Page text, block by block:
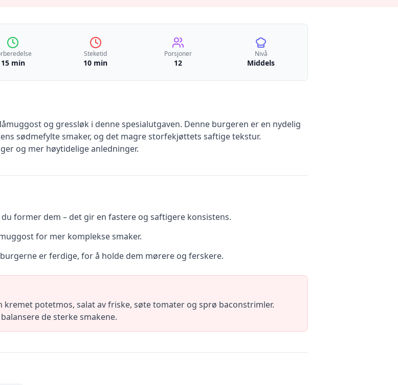
15 min
Steketid
10 min
Porsjoner
12
Nivå
Middels
og gressløk i denne spesialutgaven. Denne burgeren er en nydelig
sødmefylte smaker, og det magre storfekjøttets saftige tekstur.
og mer høytidelige anledninger.
former dem – det gir en fastere og saftigere konsistens.
for mer komplekse smaker.
er ferdige, for å holde dem mørere og ferskere.
potetmos, salat av friske, søte tomater og sprø baconstrimler.
de sterke smakene.